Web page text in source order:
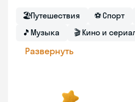
🏖Путешествия ⚽ Спорт
🎵 Музыка 🎬 Кино и
Развернуть